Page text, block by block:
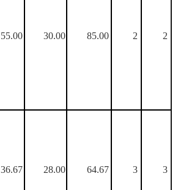
55.00 30.00 85.00 2 2
36.67 28.00 64.67 3 3